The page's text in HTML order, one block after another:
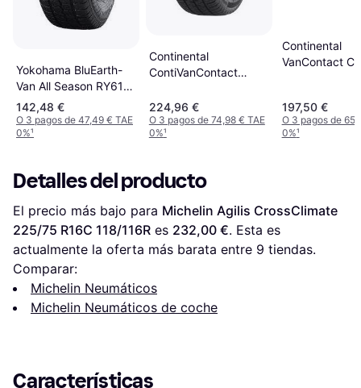
Yokohama BluEarth-
Van All Season RY61
225/75 R16C
121/120R 10PR
142,48 €
O 3 pagos de 47,49 € TAE
0%¹
Continental
ContiVanContact
121/120R 10PR
224,96 €
O 3 pagos de 74,98 € TAE
0%¹
Continental
VanContact
197,50 €
O 3 pagos de
0%¹
Detalles del producto
El precio más bajo para Michelin Agilis CrossClimate
225/75 R16C 118/116R es 232,00 €. Esta es
actualmente la oferta más barata entre 9 tiendas.
Comparar:
Michelin Neumáticos
Michelin Neumáticos de coche
Características